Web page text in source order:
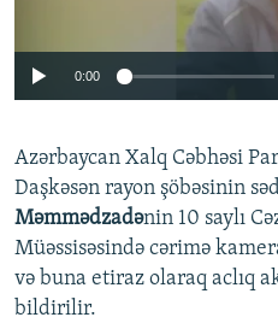
Auto 240p
720p
0:00
Azərbaycan Xalq Cəbhəsi
Daşkəsən rayon şöbəsinin
Məmmədzadənin 10 saylı
Müəssisəsində cərimə
və buna etiraz olaraq aclıq
bildirilir.